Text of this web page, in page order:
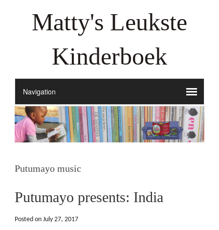
Matty's Leukste
Kinderboek
Putumayo music
Putumayo presents: India
Posted on July 27, 2017